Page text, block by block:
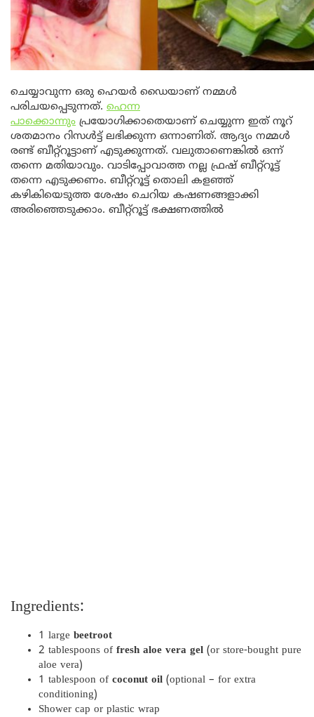
ചെയ്യാവുന്ന ഒരു ഹെയർ ഡൈയാണ് നമ്മൾ
പരിചയപ്പെടുന്നത്. ഹെന്ന
പാക്കൊന്നും പ്രയോഗിക്കാതെയാണ് ചെയ്യുന്ന ഇത് നൂറ്
ശതമാനം റിസൾട്ട് ലഭിക്കുന്ന ഒന്നാണിത്. ആദ്യം നമ്മൾ
രണ്ട് ബീറ്റ്‌റൂട്ടാണ് എടുക്കുന്നത്. വലുതാണെങ്കിൽ ഒന്ന്
തന്നെ മതിയാവും. വാടിപ്പോവാത്ത നല്ല ഫ്രഷ് ബീറ്റ്‌റൂട്ട്
തന്നെ എടുക്കണം. ബീറ്റ്‌റൂട്ട് തൊലി കളഞ്ഞ്
കഴികിയെടുത്ത ശേഷം ചെറിയ കഷണങ്ങളാക്കി
അരിഞ്ഞെടുക്കാം. ബീറ്റ്‌റൂട്ട് ഭക്ഷണത്തിൽ
Ingredients:
1 large beetroot
2 tablespoons of fresh aloe vera gel (or store-bought pure
aloe vera)
1 tablespoon of coconut oil (optional – for extra
conditioning)
Shower cap or plastic wrap